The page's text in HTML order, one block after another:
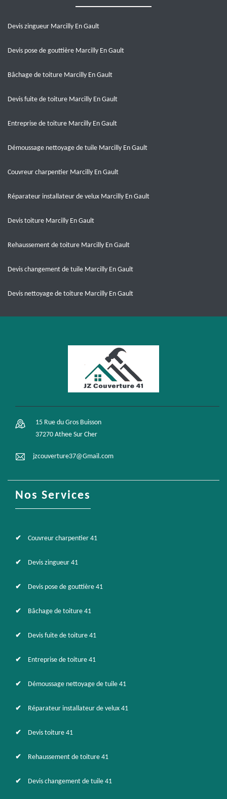
Devis zingueur Marcilly En Gault
Devis pose de gouttière Marcilly En Gault
Bâchage de toiture Marcilly En Gault
Devis fuite de toiture Marcilly En Gault
Entreprise de toiture Marcilly En Gault
Démoussage nettoyage de tuile Marcilly En Gault
Couvreur charpentier Marcilly En Gault
Réparateur installateur de velux Marcilly En Gault
Devis toiture Marcilly En Gault
Rehaussement de toiture Marcilly En Gault
Devis changement de tuile Marcilly En Gault
Devis nettoyage de toiture Marcilly En Gault
15 Rue du Gros Buisson
37270 Athee Sur Cher
jzcouverture37@Gmail.com
Nos Services
Couvreur charpentier 41
Devis zingueur 41
Devis pose de gouttière 41
Bâchage de toiture 41
Devis fuite de toiture 41
Entreprise de toiture 41
Démoussage nettoyage de tuile 41
Réparateur installateur de velux 41
Devis toiture 41
Rehaussement de toiture 41
Devis changement de tuile 41